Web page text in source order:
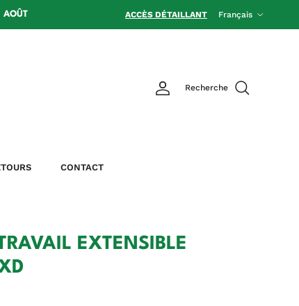
AOÛT ACCÈS DÉTAILLANT Français
Recherche
CONTACT
EXTENSIBLE